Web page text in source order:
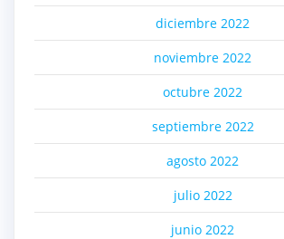
diciembre 2022
noviembre 2022
octubre 2022
septiembre 2022
agosto 2022
julio 2022
junio 2022